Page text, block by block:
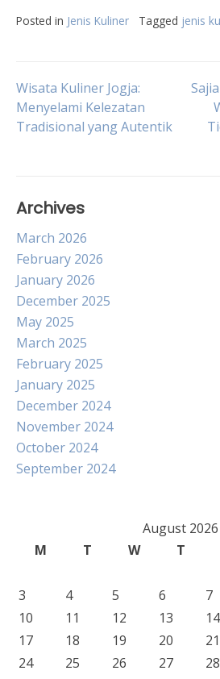
Posted in Jenis Kuliner Tagged jenis
Post
navigation
Wisata Kuliner Jogja:
Menyelami Kelezatan
Tradisional yang Autentik
Archives
March 2026
February 2026
January 2026
December 2025
May 2025
March 2025
February 2025
January 2025
December 2024
November 2024
October 2024
September 2024
August 2026
M
T W T
3
4 5 6 7
10
11 12 13 14
17
18 19 20 21
24
25 26 27 28